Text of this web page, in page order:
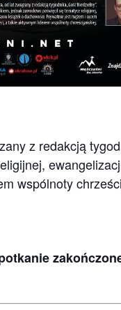
z redakcją
wspólnoty